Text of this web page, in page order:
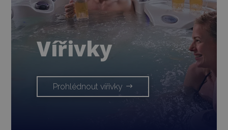
Vířivky
Prohlédnout vířivky